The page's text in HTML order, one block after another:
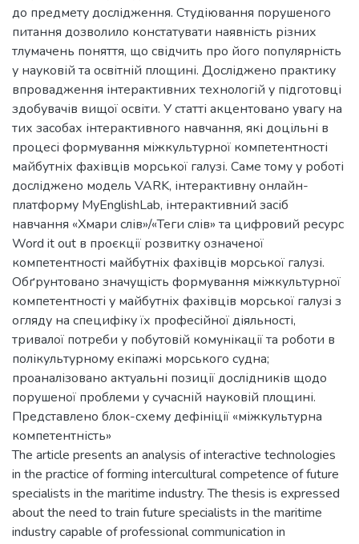
до предмету дослідження. Студіювання порушеного
питання дозволило констатувати наявність різних
тлумачень поняття, що свідчить про його популярність
у науковій та освітній площині. Досліджено практику
впровадження інтерактивних технологій у підготовці
здобувачів вищої освіти. У статті акцентовано увагу на
тих засобах інтерактивного навчання, які доцільні в
процесі формування міжкультурної компетентності
майбутніх фахівців морської галузі. Саме тому у роботі
досліджено модель VARK, інтерактивну онлайн-
платформу MyEnglishLab, інтерактивний засіб
навчання «Хмари слів»/«Теги слів» та цифровий ресурс
Word it out в проєкції розвитку означеної
компетентності майбутніх фахівців морської галузі.
Обґрунтовано значущість формування міжкультурної
компетентності у майбутніх фахівців морської галузі з
огляду на специфіку їх професійної діяльності,
тривалої потреби у побутовій комунікації та роботи в
полікультурному екіпажі морського судна;
проаналізовано актуальні позиції дослідників щодо
порушеної проблеми у сучасній науковій площині.
Представлено блок-схему дефініції «міжкультурна
компетентність»
The article presents an analysis of interactive technologies
in the practice of forming intercultural competence of future
specialists in the maritime industry. The thesis is expressed
about the need to train future specialists in the maritime
industry capable of professional communication in